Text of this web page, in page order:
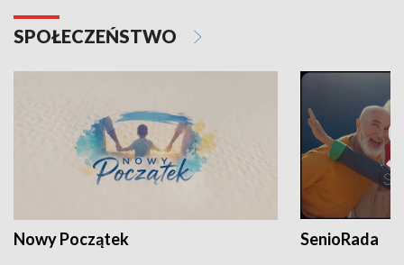
SPOŁECZEŃSTWO
Nowy Początek SenioRada